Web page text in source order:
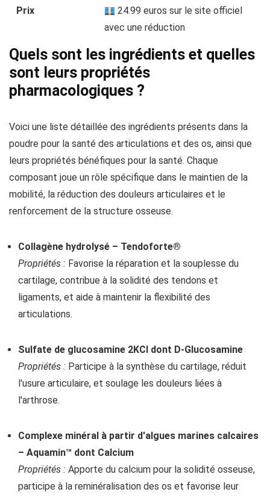
Prix
24.99 euros sur le site officiel
avec une réduction
Quels sont les ingrédients et quelles
sont leurs propriétés
pharmacologiques ?
Voici une liste détaillée des ingrédients présents dans la
poudre pour la santé des articulations et des os, ainsi que
leurs propriétés bénéfiques pour la santé. Chaque
composant joue un rôle spécifique dans le maintien de la
mobilité, la réduction des douleurs articulaires et le
renforcement de la structure osseuse.
Collagène hydrolysé – Tendoforte®
Propriétés : Favorise la réparation et la souplesse du
cartilage, contribue à la solidité des tendons et
ligaments, et aide à maintenir la flexibilité des
articulations.
Sulfate de glucosamine 2KCl dont D-Glucosamine
Propriétés : Participe à la synthèse du cartilage, réduit
l'usure articulaire, et soulage les douleurs liées à
l'arthrose.
Complexe minéral à partir d'algues marines calcaires
– Aquamin™ dont Calcium
Propriétés : Apporte du calcium pour la solidité osseuse,
participe à la reminéralisation des os et favorise leur